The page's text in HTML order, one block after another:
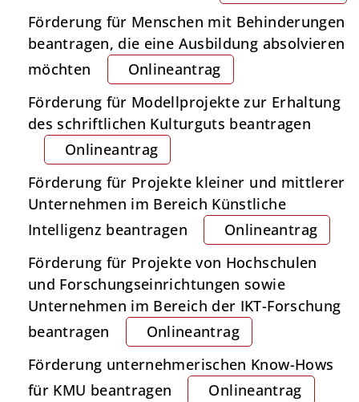
Förderung für Menschen mit Behinderungen
beantragen, die eine Ausbildung absolvieren
möchten
Onlineantrag
Förderung für Modellprojekte zur Erhaltung
des schriftlichen Kulturguts beantragen
Onlineantrag
Förderung für Projekte kleiner und mittlerer
Unternehmen im Bereich Künstliche
Intelligenz beantragen
Onlineantrag
Förderung für Projekte von Hochschulen
und Forschungseinrichtungen sowie
Unternehmen im Bereich der IKT-Forschung
beantragen
Onlineantrag
Förderung unternehmerischen Know-Hows
für KMU beantragen
Onlineantrag